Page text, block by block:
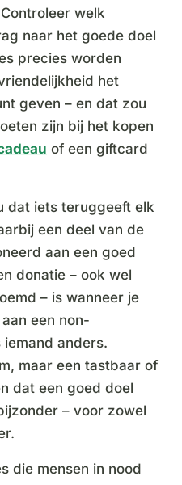
welk
naar het goede doel
precies worden
het
geven – en dat zou
zijn bij het kopen
of een giftcard
dat iets teruggeeft elk
een deel van de
aan een goed
donatie – ook wel
– is wanneer je
een non-
anders.
maar een tastbaar of
dat een goed doel
– voor zowel
die mensen in nood